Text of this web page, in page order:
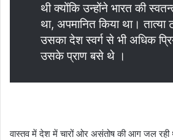
थी क्योंकि उन्होंने भारत की
था, अपमानित किया था। तात्या
उसका देश स्वर्ग से भी अधिक
उसके प्राण बसे थे ।
वास्तव में देश में चारों ओर असंतोष की आग जल रही